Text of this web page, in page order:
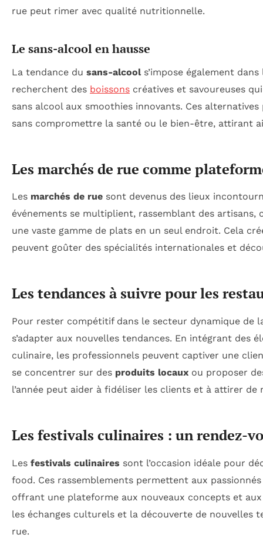
rue peut rimer avec qualité nutritionnelle.
Le sans-alcool en hausse
La tendance du sans-alcools’impose également
recherchent des boissons créatives et savoureuses
sans alcool aux smoothies innovants. Ces
sans compromettre la santé ou le bien-être, attirant
Les marchés de rue comme
Les marchés de rue sont devenus des lieux
événements se multiplient, rassemblant des
une vaste gamme de plats en un seul endroit. Cela
peuvent goûter des spécialités internationales et
Les tendances à suivre pour les
Pour rester compétitif dans le secteur dynamique
s’adapter aux nouvelles tendances. En intégrant
culinaire, les professionnels peuvent captiver une
se concentrer sur des produits locaux ou proposer
l’année peut aider à fidéliser les clients et à attirer de
Les festivals culinaires : un rendez-
Les festivals culinaires sont l’occasion idéale pour
food. Ces rassemblements permettent aux
offrant une plateforme aux nouveaux concepts et
les échanges culturels et la découverte de nouvelles
rue.